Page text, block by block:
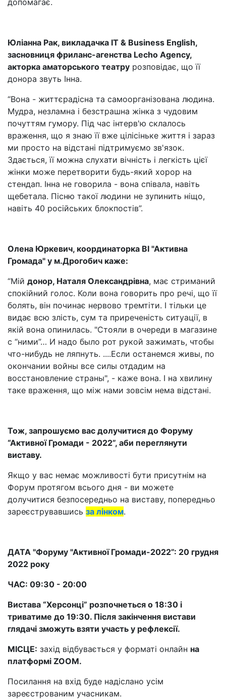
допомагає.
Юліанна Рак, викладачка IT & Business English,
засновниця фриланс-агенства Lecho Agency,
акторка аматорського театру розповідає, що її
донора звуть Інна.
“Вона - життєрадісна та самоорганізована людина.
Мудра, незламна і безстрашна жінка з чудовим
почуттям гумору. Під час інтерв'ю склалось
враження, що я знаю її вже цілісіньке життя і зараз
ми просто на відстані підтримуємо зв'язок.
Здається, її можна слухати вічність і легкість цієї
жінки може перетворити будь-який хорор на
стендап. Інна не говорила - вона співала, навіть
щебетала. Пісню такої людини не зупинить ніщо,
навіть 40 російських блокпостів”.
Олена Юркевич, координаторка ВІ "Активна
Громада" у м.Дрогобич каже:
“Мій донор, Наталя Олександрівна, має стриманий
спокійний голос. Коли вона говорить про речі, що її
болять, він починає нервово тремтіти. І тільки це
видає всю злість, сум та приреченість ситуації, в
якій вона опинилась. "Стояли в очереди в магазине
с “ними”… И надо было рот рукой зажимать, чтобы
что-нибудь не ляпнуть. ....Если останемся живы, по
окончании войны все силы отдадим на
восстановление страны", - каже вона. І на хвилину
таке враження, що між нами зовсім нема відстані.
Тож, запрошуємо вас долучитися до Форуму
“Активної Громади - 2022”, аби переглянути
виставу.
Якщо у вас немає можливості бути присутнім на
Форум протягом всього дня - ви можете
долучитися безпосередньо на виставу, попередньо
зареєструвавшись за лінком.
ДАТА "Форуму "Активної Громади-2022”: 20 грудня
2022 року
ЧАС: 09:30 - 20:00
Вистава “Херсонці” розпочнеться о 18:30 і
триватиме до 19:30. Після закінчення вистави
глядачі зможуть взяти участь у рефлексії.
МІСЦЕ: захід відбувається у форматі онлайн на
платформі ZOOM.
Посилання на вхід буде надіслано усім
зареєстрованим учасникам.